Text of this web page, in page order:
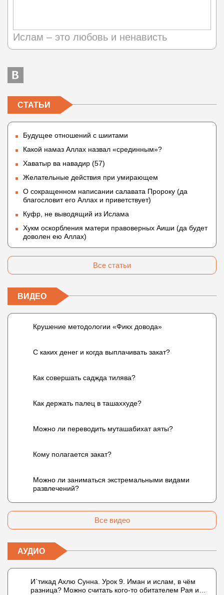
Ислам – это любовь и ненависть
СТАТЬИ
Будущее отношений с шиитами
Какой намаз Аллах назвал «срединным»?
Хаватыр ва навадир (57)
Желательные действия при умирающем
О сокращенном написании салавата Пророку (да
благословит его Аллах и приветствует)
Куфр, не выводящий из Ислама
Хукм оскорбления матери правоверных Аиши (да будет
доволен ею Аллах)
Все статьи
ВИДЕО
Крушение методологии «Фикх довода»
С каких денег и когда выплачивать закат?
Как совершать саджда тилява?
Как держать палец в ташаххуде?
Можно ли переводить муташабихат аяты?
Кому полагается закат?
Можно ли заниматься экстремальными видами
развлечений?
Все видео
АУДИО
И`тикад Ахлю Сунна. Урок 9. Иман и ислам, в чём
разница? Можно считать кого-то обитателем Рая или